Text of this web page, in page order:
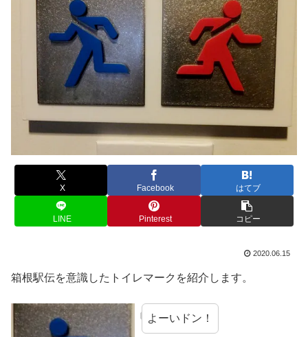
X Facebook はてブ
LINE Pinterest コピー
2020.06.15
箱根駅伝を意識したトイレマークを紹介します。
よーいドン！